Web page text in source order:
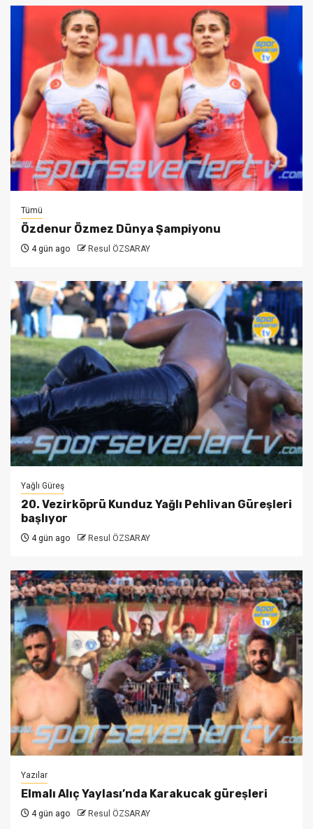
Tümü
Özdenur Özmez Dünya Şampiyonu
4 gün ago Resul ÖZSARAY
Yağlı Güreş
20. Vezirköprü Kunduz Yağlı Pehlivan Güreşleri
başlıyor
4 gün ago Resul ÖZSARAY
Yazılar
Elmalı Alıç Yaylası’nda Karakucak güreşleri
4 gün ago Resul ÖZSARAY